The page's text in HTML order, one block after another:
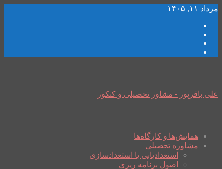
مرداد ۱۱, ۱۴۰۵
علی باقرپور - مشاور تحصیلی و کنکور
همایش‌ها و کارگاه‌ها
مشاوره تحصیلی
استعدادیابی یا استعدادسازی
اصول برنامه ریزی